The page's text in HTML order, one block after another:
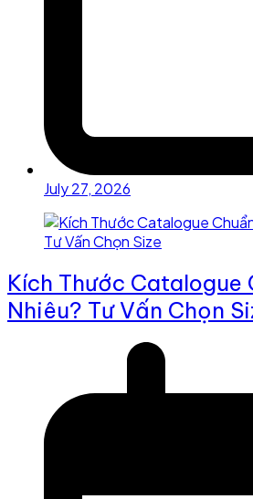
July 27, 2026
Kích Thước Catalogue
Nhiêu? Tư Vấn Chọn